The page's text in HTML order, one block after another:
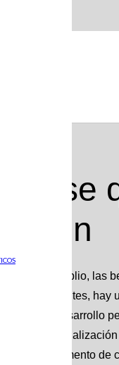
se
es muy amplio, las
estudiantes, hay
el desarrollo
en un momento de